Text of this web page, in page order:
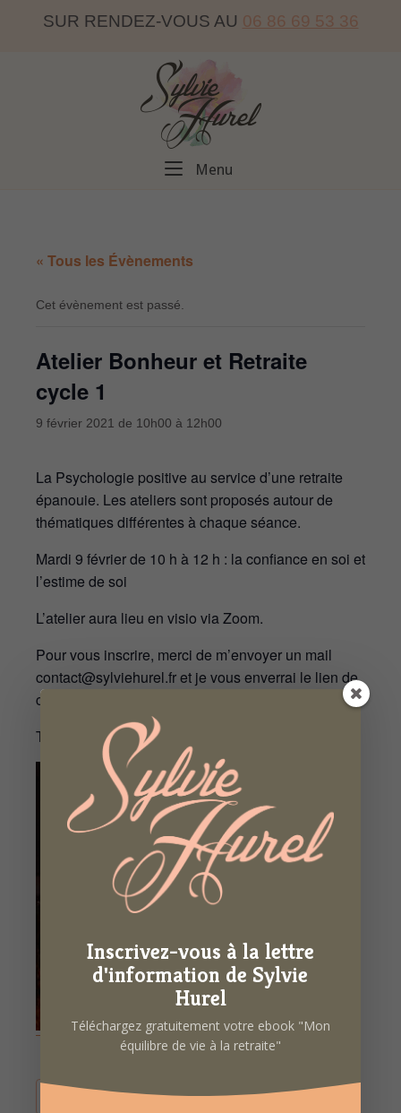
SUR RENDEZ-VOUS AU 06 86 69 53 36
Home
Menu
« Tous les Évènements
Cet évènement est passé.
Atelier Bonheur et Retraite
cycle 1
9 février 2021 de 10h00 à 12h00
La Psychologie positive au service d’une retraite
épanouie. Les ateliers sont proposés autour de
thématiques différentes à chaque séance.
Mardi 9 février de 10 h à 12 h : la confiance en soi et
l’estime de soi
L’atelier aura lieu en visio via Zoom.
Pour vous inscrire, merci de m’envoyer un mail
contact@sylviehurel.fr et je vous enverrai le lien de
connexion.
Tarif : 25 € la séance
AJOUTER AU CALENDRIER
Inscrivez-vous à la lettre
d'information de Sylvie
Hurel
Téléchargez gratuitement votre ebook "Mon
équilibre de vie à la retraite"